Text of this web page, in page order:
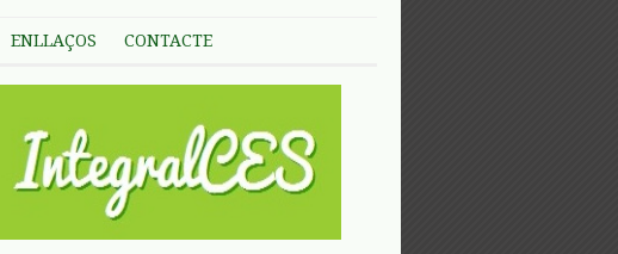
ENLLAÇOS CONTACTE